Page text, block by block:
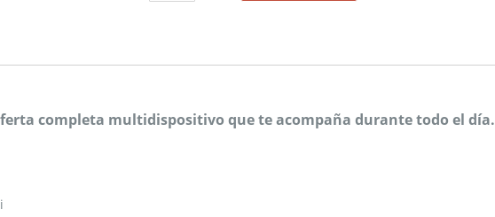
completa multidispositivo que te acompaña durante todo el día.